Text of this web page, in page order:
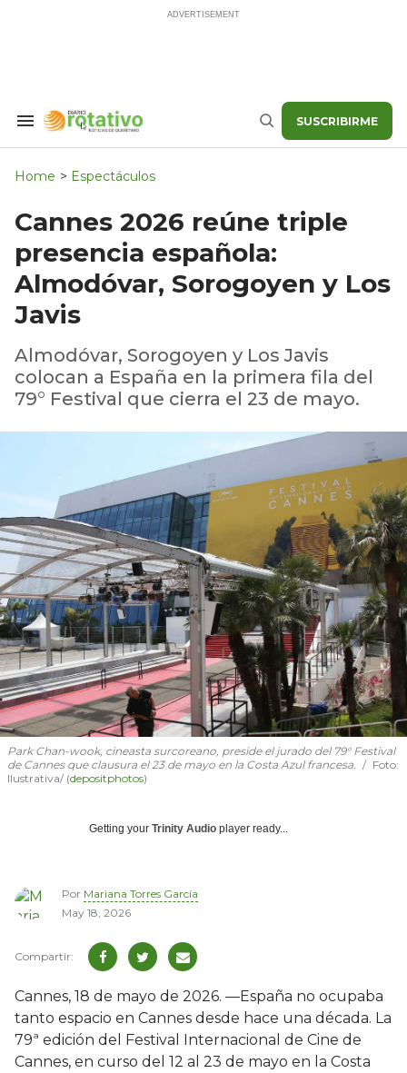
Search
Navigation
Buscar SUSCRIBIRME
Home > Espectáculos
Cannes 2026 reúne triple
presencia española:
Almodóvar, Sorogoyen y Los
Javis
Almodóvar, Sorogoyen y Los Javis
colocan a España en la primera fila del
79° Festival que cierra el 23 de mayo.
Park Chan-wook, cineasta surcoreano, preside el jurado del 79° Festival
de Cannes que clausura el 23 de mayo en la Costa Azul francesa.
Foto:
Ilustrativa/ (depositphotos)
Getting your Trinity Audio player ready...
Por Mariana Torres García
May 18, 2026
Cannes, 18 de mayo de 2026. —España no ocupaba
tanto espacio en Cannes desde hace una década. La
79ª edición del Festival Internacional de Cine de
Cannes, en curso del 12 al 23 de mayo en la Costa